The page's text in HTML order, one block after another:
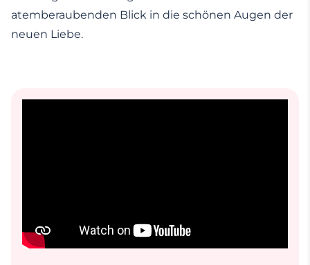
atemberaubenden Blick in die schönen Augen der
neuen Liebe.